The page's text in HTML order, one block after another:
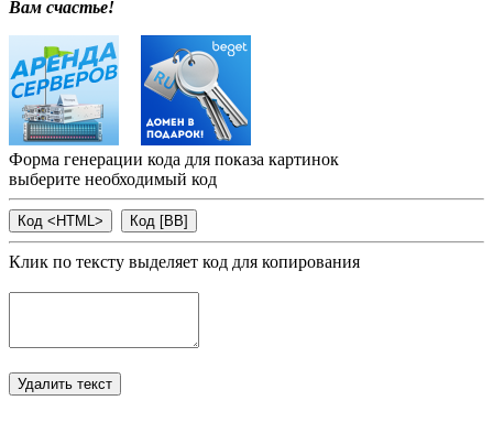
Вам счастье!
Форма генерации кода для показа картинок
выберите необходимый код
Клик по тексту выделяет код для копирования